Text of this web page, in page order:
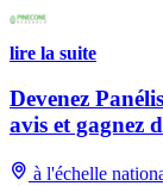
lire la suite
Devenez
avis et gagnez
à l'échelle